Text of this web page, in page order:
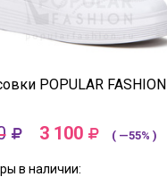
POPULAR FASHION
3 100 ( —55% )
в наличии: